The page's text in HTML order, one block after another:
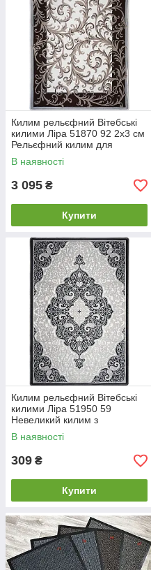
Килим рельєфний Вітебські
килими Ліра 51870 92 2х3 см
Рельєфний килим для
вітальні Великий килим
В наявності
3 095 ₴
Купити
Килим рельєфний Вітебські
килими Ліра 51950 59
Невеликий килим з
візерунком Прямокутний
килим у зал
В наявності
309 ₴
Купити